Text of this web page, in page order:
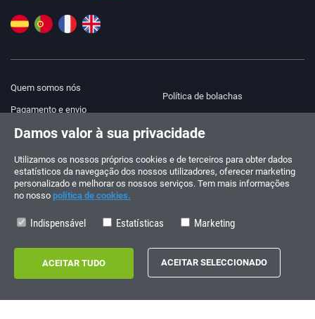
Quem somos nós
Pagamento e envio
Aviso legal
Política de privacidade
Política de bolachas
ENCOMENDAS E CONSULTAS
+34 910 600 459
HORÁRIO DE VERÃO
Segunda a sexta-feira: 10:00 - 14:00
Damos valor à sua privacidade
Utilizamos os nossos próprios cookies e de terceiros para obter dados
estatísticos da navegação dos nossos utilizadores, oferecer marketing
personalizado e melhorar os nossos serviços. Tem mais informações
no nosso política de cookies.
Indispensável Estatísticas Marketing